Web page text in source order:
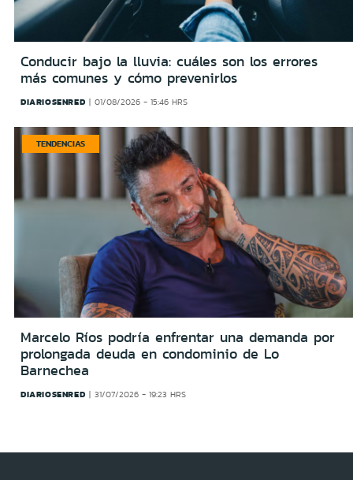
Conducir bajo la lluvia: cuáles son los errores
más comunes y cómo prevenirlos
DIARIOSENRED 01/08/2026 - 15:46 HRS
TENDENCIAS
Marcelo Ríos podría enfrentar una demanda por
prolongada deuda en condominio de Lo
Barnechea
DIARIOSENRED 31/07/2026 - 19:23 HRS